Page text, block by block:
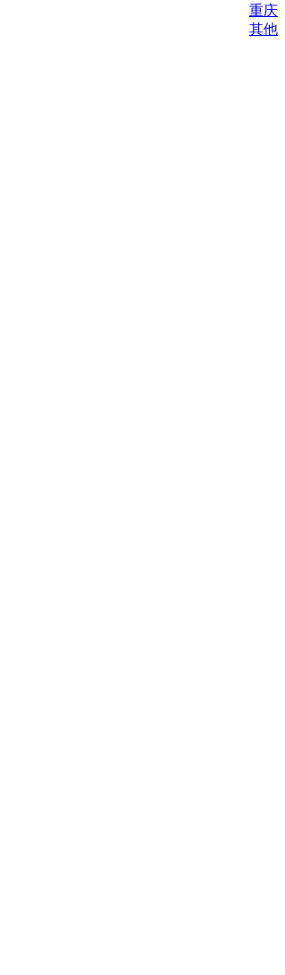
重庆
其他